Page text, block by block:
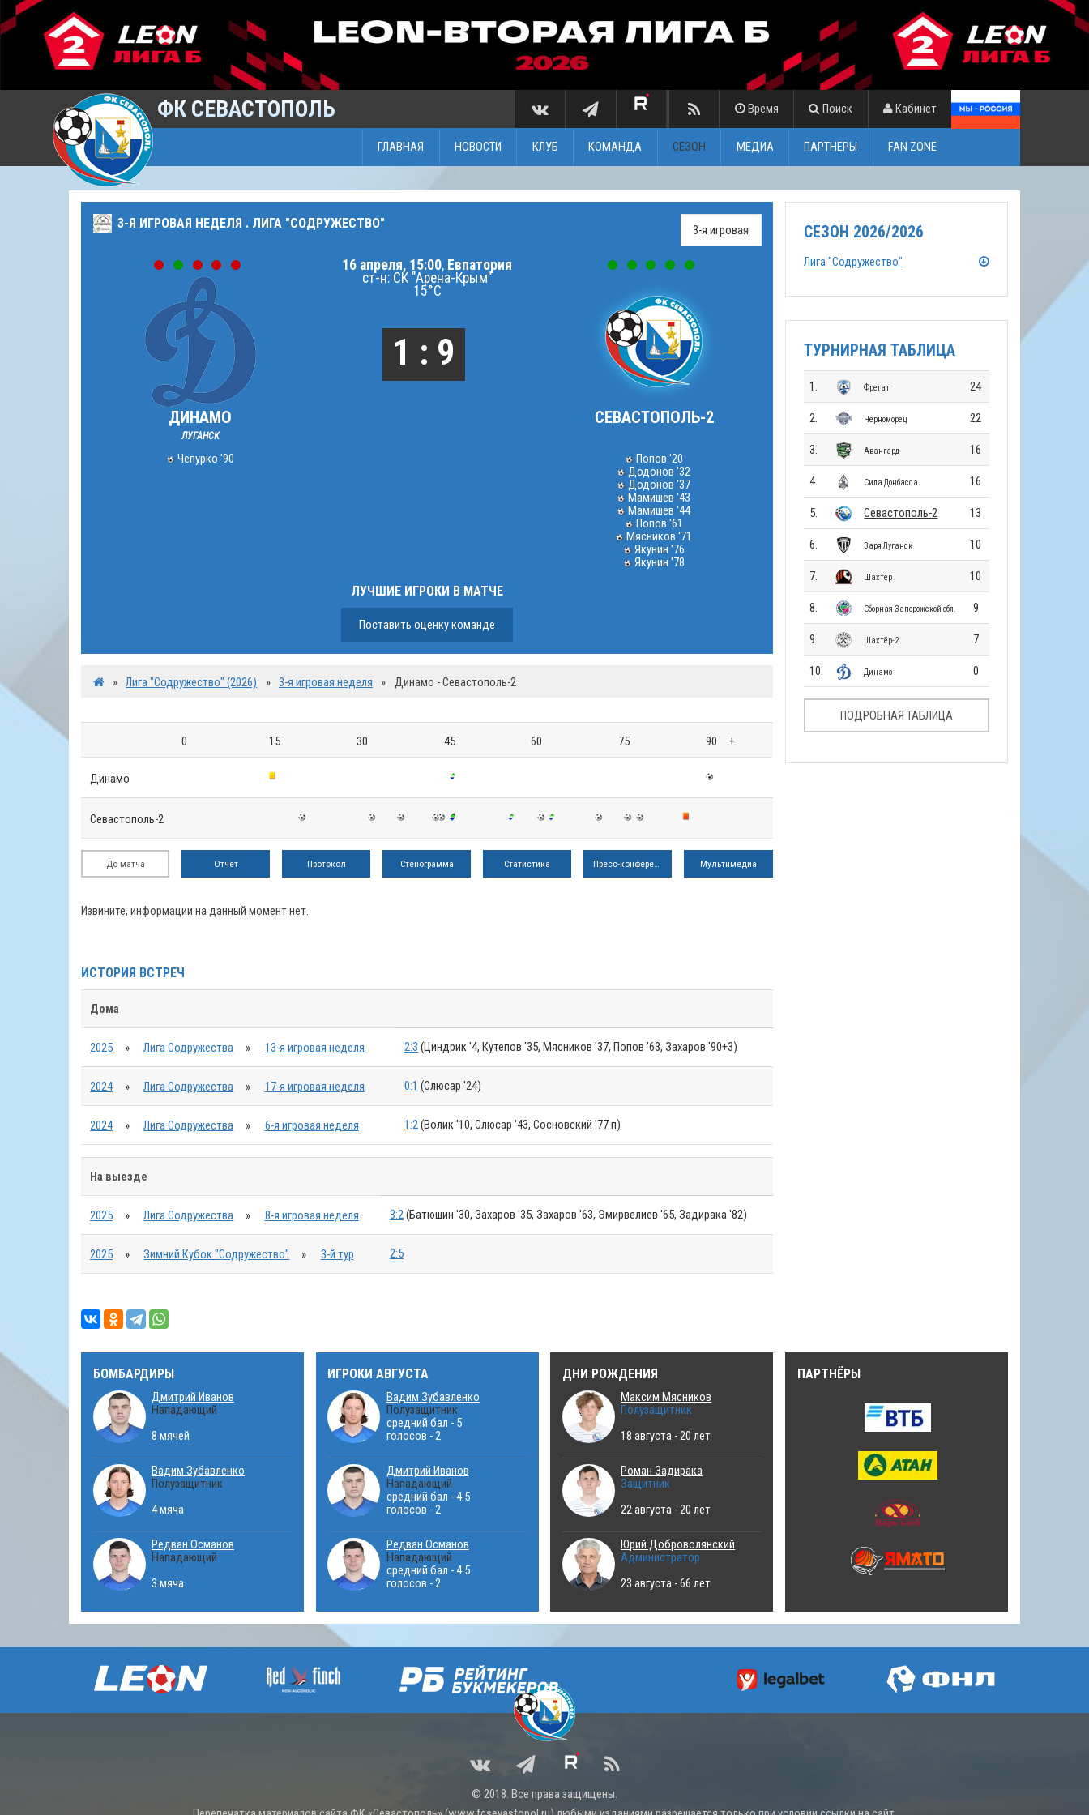
ФК СЕВАСТОПОЛЬ Время Поиск Кабинет
ГЛАВНАЯ НОВОСТИ КЛУБ КОМАНДА СЕЗОН МЕДИА ПАРТНЕРЫ FAN ZONE
3-Я ИГРОВАЯ НЕДЕЛЯ . ЛИГА "СОДРУЖЕСТВО"
ДИНАМО
ЛУГАНСК
Чепурко '90
16 апреля, 15:00, Евпатория
ст-н: СК "Арена-Крым"
15°C
1 : 9
СЕВАСТОПОЛЬ-2
Попов '20
Додонов '32
Додонов '37
Мамишев '43
Мамишев '44
Попов '61
Мясников '71
Якунин '76
Якунин '78
ЛУЧШИЕ ИГРОКИ В МАТЧЕ
Поставить оценку команде
» Лига "Содружество" (2026) » 3-я игровая неделя » Динамо - Севастополь-2
0 15 30 45 60 75 90 +
Динамо
Севастополь-2
До матча Отчёт Протокол Стенограмма Статистика Пресс-конференция Мультимедиа
Извините, информации на данный момент нет.
ИСТОРИЯ ВСТРЕЧ
Дома
2025 » Лига Содружества » 13-я игровая неделя 2:3 (Циндрик '4, Кутепов '35, Мясников '37, Попов '63, Захаров '90+3)
2024 » Лига Содружества » 17-я игровая неделя 0:1 (Слюсар '24)
2024 » Лига Содружества » 6-я игровая неделя 1:2(Волик '10, Слюсар '43, Сосновский '77 п)
На выезде
2025 » Лига Содружества » 8-я игровая неделя 3:2 (Батюшин '30, Захаров '35, Захаров '63, Эмирвелиев '65, Задирака '82)
2025 » Зимний Кубок "Содружество" » 3-й тур 2:5
СЕЗОН 2026/2026
Лига "Содружество"
ТУРНИРНАЯ ТАБЛИЦА
1. Фрегат 24
2. Черноморец 22
3. Авангард 16
4. Сила Донбасса 16
5. Севастополь-2 13
6. Заря Луганск 10
7. Шахтёр 10
8. Сборная Запорожской обл. 9
9. Шахтёр-2 7
10. Динамо 0
ПОДРОБНАЯ ТАБЛИЦА
БОМБАРДИРЫ
Дмитрий Иванов
Нападающий
8 мячей
Вадим Зубавленко
Полузащитник
4 мяча
Редван Османов
Нападающий
3 мяча
ИГРОКИ АВГУСТА
Вадим Зубавленко
Полузащитник
средний бал - 5
голосов - 2
Дмитрий Иванов
Нападающий
средний бал - 4.5
голосов - 2
Редван Османов
Нападающий
средний бал - 4.5
голосов - 2
ДНИ РОЖДЕНИЯ
Максим Мясников
Полузащитник
18 августа - 20 лет
Роман Задирака
Защитник
22 августа - 20 лет
Юрий Доброволянский
Администратор
23 августа - 66 лет
ПАРТНЁРЫ
© 2018. Все права защищены.